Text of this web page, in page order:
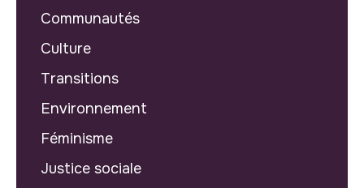
Communautés
Culture
Transitions
Environnement
Féminisme
Justice sociale